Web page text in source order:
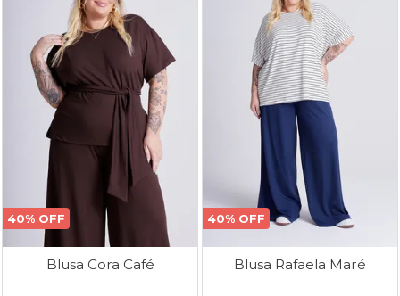
40% OFF
Blusa Cora Café
40% OFF
Blusa Rafaela Maré